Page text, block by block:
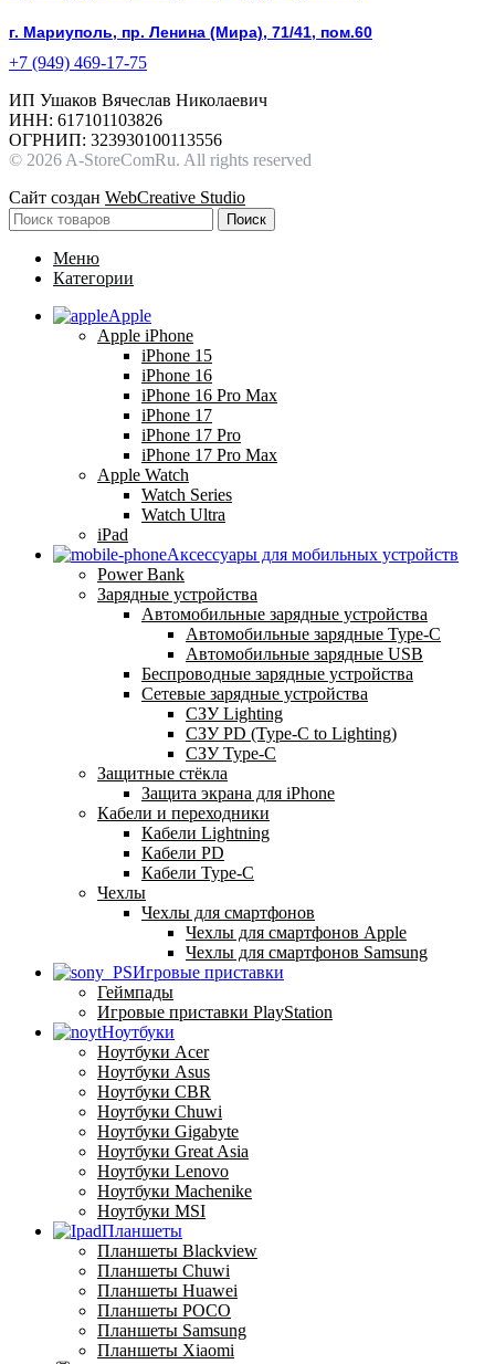
г. Мариуполь, пр. Ленина (Мира), 71/41, пом.60
+7 (949) 469-17-75
ИП Ушаков Вячеслав Николаевич
ИНН: 617101103826
ОГРНИП: 323930100113556
© 2026 A-StoreComRu. All rights reserved
Сайт создан WebCreative Studio
Поиск
Меню
Категории
Apple
Apple iPhone
iPhone 15
iPhone 16
iPhone 16 Pro Max
iPhone 17
iPhone 17 Pro
iPhone 17 Pro Max
Apple Watch
Watch Series
Watch Ultra
iPad
Аксессуары для мобильных устройств
Power Bank
Зарядные устройства
Автомобильные зарядные устройства
Автомобильные зарядные Type-C
Автомобильные зарядные USB
Беспроводные зарядные устройства
Сетевые зарядные устройства
СЗУ Lighting
СЗУ PD (Type-C to Lighting)
СЗУ Type-C
Защитные стёкла
Защита экрана для iPhone
Кабели и переходники
Кабели Lightning
Кабели PD
Кабели Type-C
Чехлы
Чехлы для смартфонов
Чехлы для смартфонов Apple
Чехлы для смартфонов Samsung
Игровые приставки
Геймпады
Игровые приставки PlayStation
Ноутбуки
Ноутбуки Acer
Ноутбуки Asus
Ноутбуки CBR
Ноутбуки Chuwi
Ноутбуки Gigabyte
Ноутбуки Great Asia
Ноутбуки Lenovo
Ноутбуки Machenike
Ноутбуки MSI
Планшеты
Планшеты Blackview
Планшеты Chuwi
Планшеты Huawei
Планшеты POCO
Планшеты Samsung
Планшеты Xiaomi